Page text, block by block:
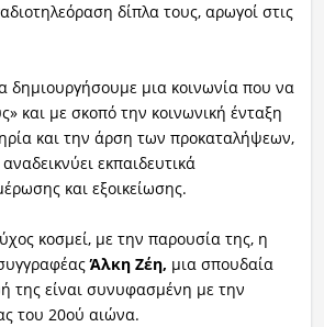
δίπλα τους, αρωγοί στις
δημιουργήσουμε μια κοινωνία που να
και με σκοπό την κοινωνική ένταξη
και την άρση των προκαταλήψεων,
εκπαιδευτικά
και εξοικείωσης.
κοσμεί, με την παρουσία της, η
Άλκη Ζέη, μια σπουδαία
της είναι συνυφασμένη με την
του 20ού αιώνα.